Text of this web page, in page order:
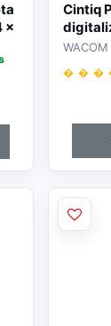
x
Cintiq
líneas
WACOM
� � �